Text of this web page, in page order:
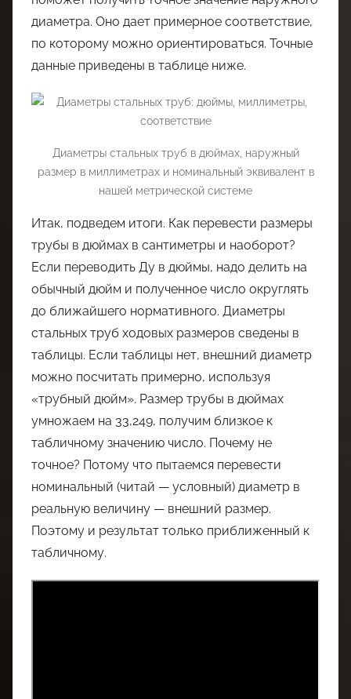
диаметра. Оно дает примерное соответствие,
по которому можно ориентироваться. Точные
данные приведены в таблице ниже.
Диаметры стальных труб в дюймах, наружный
размер в миллиметрах и номинальный эквивалент в
нашей метрической системе
Итак, подведем итоги. Как перевести размеры
трубы в дюймах в сантиметры и наоборот?
Если переводить Ду в дюймы, надо делить на
обычный дюйм и полученное число округлять
до ближайшего нормативного. Диаметры
стальных труб ходовых размеров сведены в
таблицы. Если таблицы нет, внешний диаметр
можно посчитать примерно, используя
«трубный дюйм». Размер трубы в дюймах
умножаем на 33,249, получим близкое к
табличному значению число. Почему не
точное? Потому что пытаемся перевести
номинальный (читай — условный) диаметр в
реальную величину — внешний размер.
Поэтому и результат только приближенный к
табличному.